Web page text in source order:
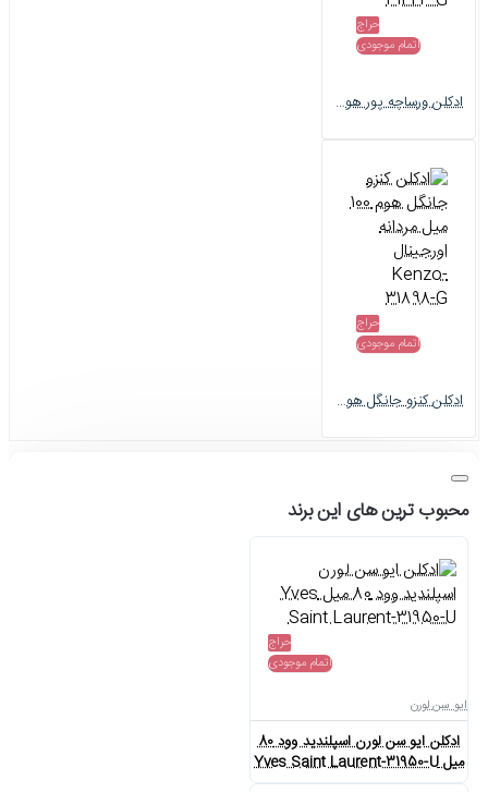
حراج
اتمام موجودی
ادکلن ورساچه پور هوم ادو تویلت 100 میل مردانه اصل Versace-31443-G
حراج
اتمام موجودی
ادکلن کنزو جانگل هوم 100 میل مردانه اورجینال Kenzo-31898-G
محبوب ترین های این برند
حراج
اتمام موجودی
ایو سن لورن
ادکلن ایو سن لورن اسپلندید وود 80
میل Yves Saint Laurent-31950-U